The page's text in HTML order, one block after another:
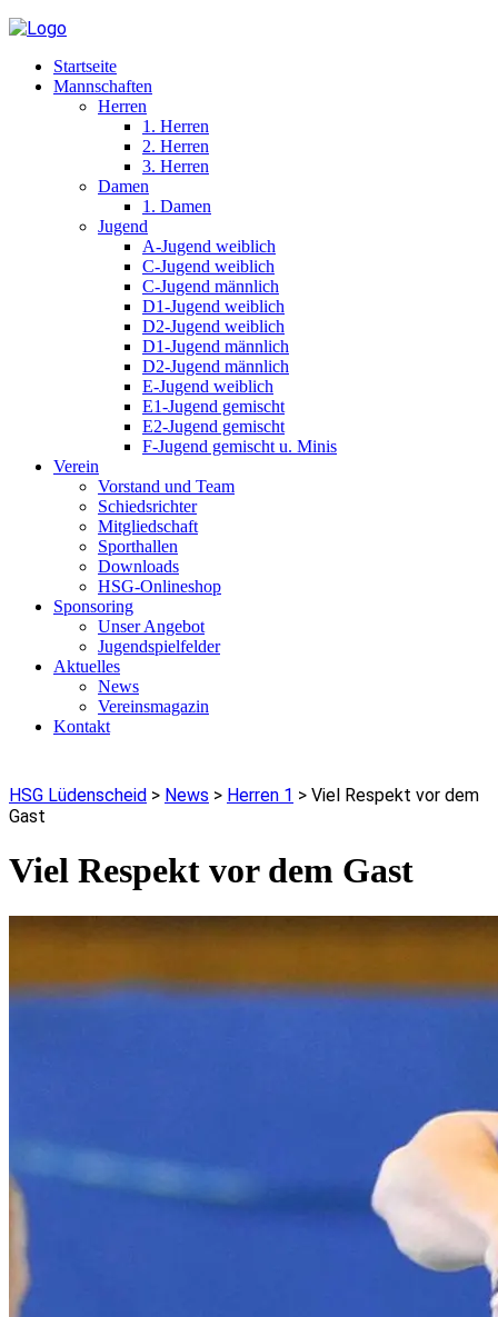
Startseite
Mannschaften
Herren
1. Herren
2. Herren
3. Herren
Damen
1. Damen
Jugend
A-Jugend weiblich
C-Jugend weiblich
C-Jugend männlich
D1-Jugend weiblich
D2-Jugend weiblich
D1-Jugend männlich
D2-Jugend männlich
E-Jugend weiblich
E1-Jugend gemischt
E2-Jugend gemischt
F-Jugend gemischt u. Minis
Verein
Vorstand und Team
Schiedsrichter
Mitgliedschaft
Sporthallen
Downloads
HSG-Onlineshop
Sponsoring
Unser Angebot
Jugendspielfelder
Aktuelles
News
Vereinsmagazin
Kontakt
HSG Lüdenscheid > News > Herren 1 > Viel Respekt vor dem
Gast
Viel Respekt vor dem Gast